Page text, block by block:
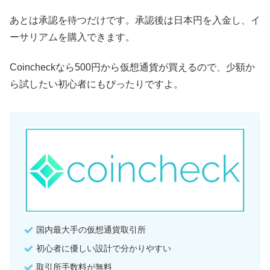
あとは承認を待つだけです。承認後は日本円を入金し、イ
ーサリアムを購入できます。
Coincheckなら500円から仮想通貨が買えるので、少額か
ら試したい初心者にもぴったりですよ。
国内最大手の仮想通貨取引所
初心者に優しい設計で分かりやすい
取引所手数料が無料